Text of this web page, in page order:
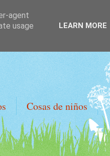
Cosas de niños
agent
usage
LEARN MORE